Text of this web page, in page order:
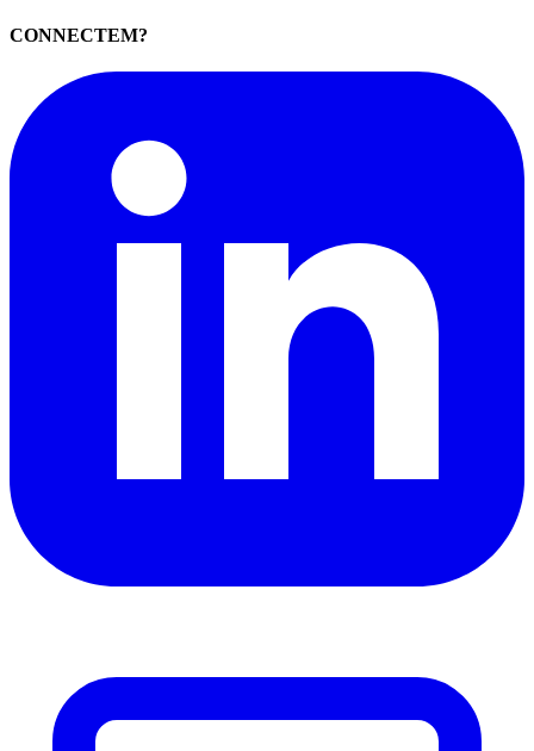
CONNECTEM?